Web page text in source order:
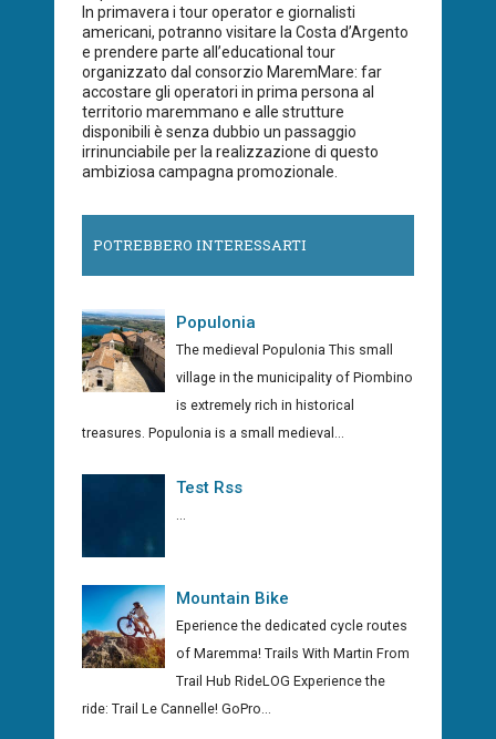
In primavera i tour operator e giornalisti
americani, potranno visitare la Costa d’Argento
e prendere parte all’educational tour
organizzato dal consorzio MaremMare: far
accostare gli operatori in prima persona al
territorio maremmano e alle strutture
disponibili è senza dubbio un passaggio
irrinunciabile per la realizzazione di questo
ambiziosa campagna promozionale.
POTREBBERO INTERESSARTI
Populonia
The medieval Populonia This small
village in the municipality of Piombino
is extremely rich in historical
treasures. Populonia is a small medieval...
Test Rss
Mountain Bike
Eperience the dedicated cycle routes
of Maremma! Trails With Martin From
Trail Hub RideLOG Experience the
ride: Trail Le Cannelle! GoPro...